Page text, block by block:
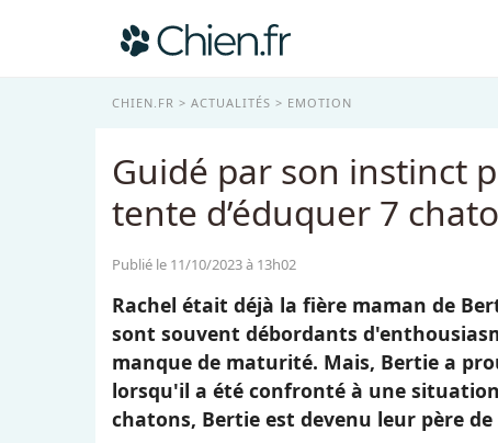
CHIEN.FR ACTUALITÉS EMOTION
Guidé par son instinct
tente d’éduquer 7
Publié le 11/10/2023 à 13h02
Rachel était déjà la fière maman de
sont souvent débordants
manque de maturité. Mais, Bertie a
lorsqu'il a été confronté à une
chatons, Bertie est devenu leur père